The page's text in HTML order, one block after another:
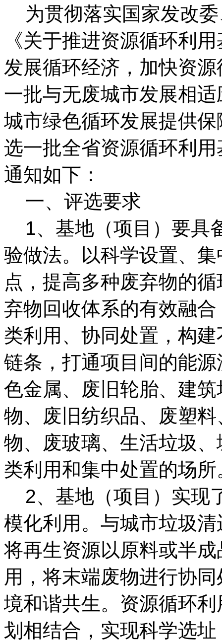
为贯彻落实国家发改
《关于推进资源循环利
发展循环经济，加快资
一批与无废城市发展相
城市绿色循环发展提供
选一批全省资源循环利
通知如下：
一、评选要求
1、基地（项目）要具
验做法。以科学设置、
点，提高多种废弃物的
弃物回收体系的有效融
类利用、协同处置，构
链条，打通项目间的能
色金属、废旧轮胎、建
物、废旧纺织品、废塑
物、废玻璃、生活垃圾
类利用和集中处置的场所
2、基地（项目）实现
模化利用。与城市垃圾
将再生资源以原料或半
用，将末端废物进行协
境和谐共生。资源循环
划相结合，实现科学选